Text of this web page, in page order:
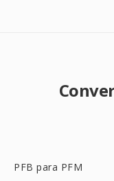
PFB para PFM